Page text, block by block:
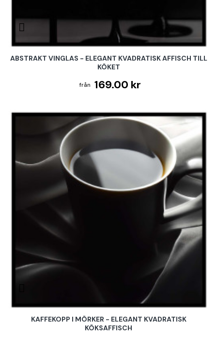
ABSTRAKT VINGLAS - ELEGANT KVADRATISK AFFISCH TILL
KÖKET
169.00 kr
KAFFEKOPP I MÖRKER - ELEGANT KVADRATISK
KÖKSAFFISCH